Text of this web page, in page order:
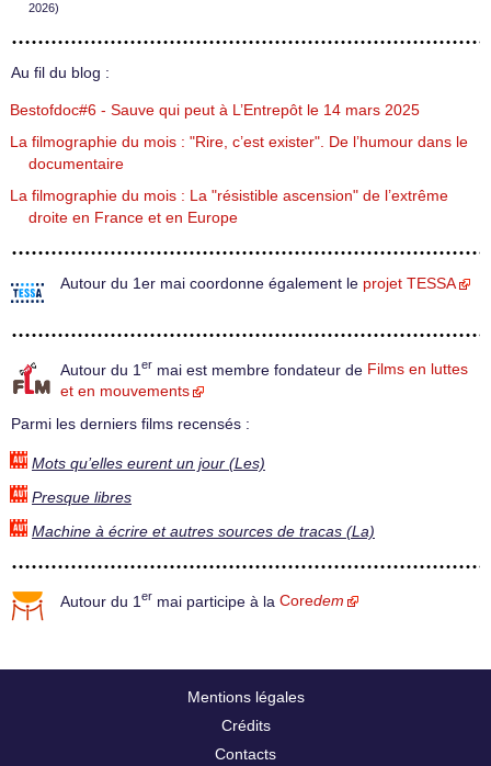
2026)
Au fil du blog :
Bestofdoc#6 - Sauve qui peut à L’Entrepôt le 14 mars 2025
La filmographie du mois : "Rire, c’est exister". De l’humour dans le
documentaire
La filmographie du mois : La "résistible ascension" de l’extrême
droite en France et en Europe
Autour du 1er mai coordonne également le projet TESSA
Autour du 1 er mai est membre fondateur de Films en luttes
et en mouvements
Parmi les derniers films recensés :
Mots qu’elles eurent un jour (Les)
Presque libres
Machine à écrire et autres sources de tracas (La)
Autour du 1 er mai participe à la Coredem
Mentions légales
Crédits
Contacts